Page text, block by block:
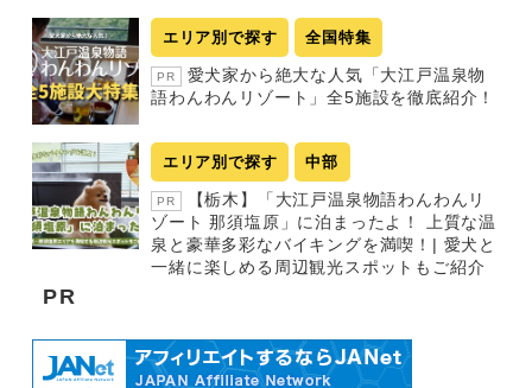
エリア別で探す 全国特集
PR
愛犬家から絶大な人気「大江戸温泉物
語わんわんリゾート」全5施設を徹底紹介！
エリア別で探す 中部
PR
【栃木】「大江戸温泉物語わんわんリ
ゾート 那須塩原」に泊まったよ！ 上質な温
泉と豪華多彩なバイキングを満喫！| 愛犬と
一緒に楽しめる周辺観光スポットもご紹介
PR